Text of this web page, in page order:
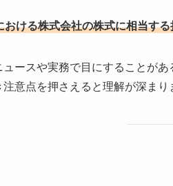
おける株式会社の株式に相当する
ースや実務で目にすることが
意点を押さえると理解が深まり